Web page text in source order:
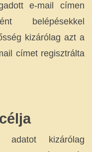
e-mail címen
belépésekkel
kizárólag azt a
címet regisztrálta
adatot kizárólag